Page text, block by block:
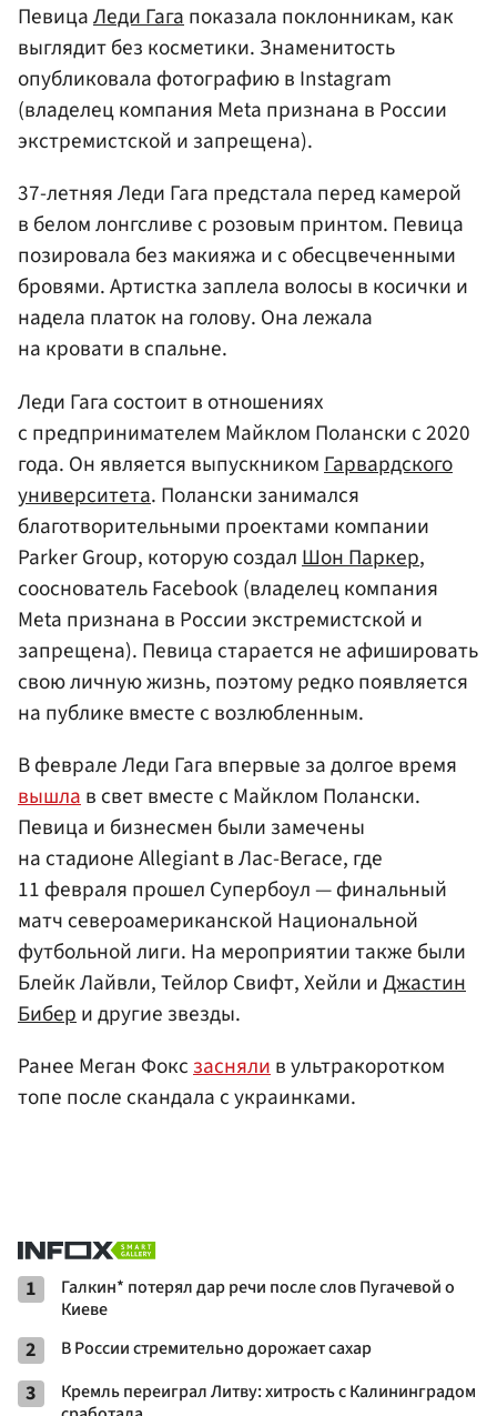
ПевицаЛеди Гагапоказала поклонникам, как
выглядит без косметики. Знаменитость
опубликовала фотографию в Instagram
(владелец компания Meta признана в России
экстремистской и запрещена).
37-летняя Леди Гага предстала перед камерой
в белом лонгсливе с розовым принтом. Певица
позировала без макияжа и с обесцвеченными
бровями. Артистка заплела волосы в косички и
надела платок на голову. Она лежала
на кровати в спальне.
Леди Гага состоит в отношениях
с предпринимателем Майклом Полански с 2020
года. Он является выпускником Гарвардского
университета. Полански занимался
благотворительными проектами компании
Parker Group, которую создал Шон Паркер,
сооснователь Facebook (владелец компания
Meta признана в России экстремистской и
запрещена). Певица старается не афишировать
свою личную жизнь, поэтому редко появляется
на публике вместе с возлюбленным.
В феврале Леди Гага впервые за долгое время
вышлав свет вместе с Майклом Полански.
Певица и бизнесмен были замечены
на стадионе Allegiant в Лас-Вегасе, где
11 февраля прошел Супербоул — финальный
матч североамериканской Национальной
футбольной лиги. На мероприятии также были
Блейк Лайвли, Тейлор Свифт, Хейли иДжастин
Бибери другие звезды.
Ранее Меган Фоксзаснялив ультракоротком
топе после скандала с украинками.
1
Галкин* потерял дар речи после слов Пугачевой о
Киеве
2 В России стремительно дорожает сахар
3
Кремль переиграл Литву: хитрость с Калининградом